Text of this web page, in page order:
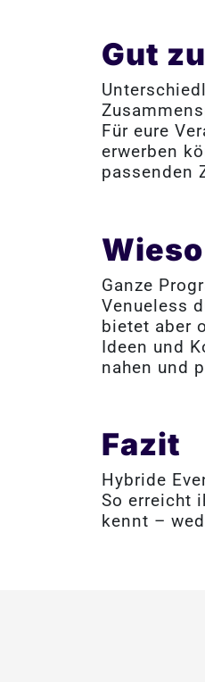
Gut
Für eure
erwerben
passenden
Ganze
Venueless
bietet aber
Ideen und
nahen und
Fazit
Hybride
So erreicht
kennt –